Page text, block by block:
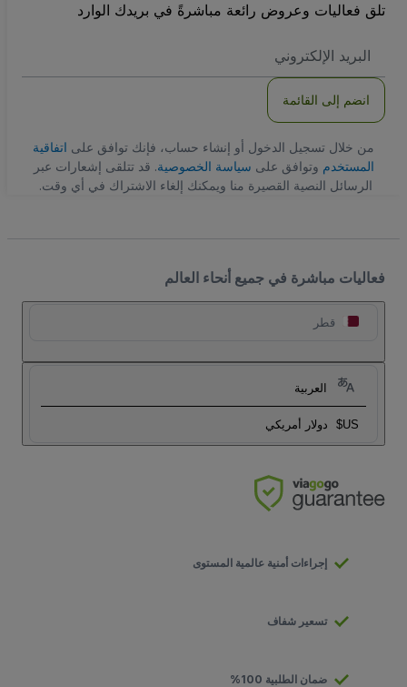
تلق فعاليات وعروض رائعة مباشرةً في بريدك الوارد
الاكتروني
انضم إلى القائمة
من خلال تسجيل الدخول أو إنشاء حساب، فإنك توافق على اتفاقية
المستخدم وتوافق على سياسة الخصوصية. قد تتلقى إشعارات عبر
الرسائل النصية القصيرة منا ويمكنك إلغاء الاشتراك في أي وقت.
فعاليات مباشرة في جميع أنحاء العالم
قطر
العربية
US$ دولار أمريكي
إجراءات أمنية عالمية المستوى
تسعير شفاف
ضمان الطلبية 100%